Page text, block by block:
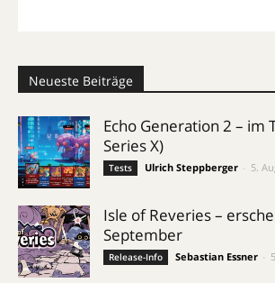
Neueste Beiträge
Echo Generation 2 – im
Series X)
Tests Ulrich Steppberger 5.
Isle of Reveries –
September
Release-Info Sebastian Essner